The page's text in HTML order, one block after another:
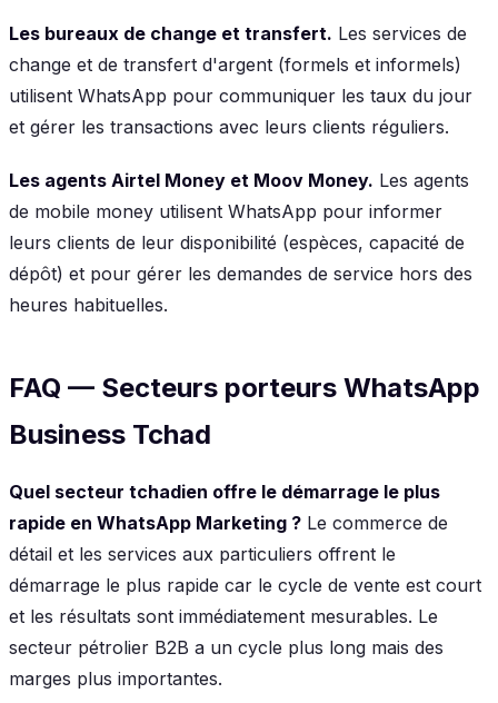
Les bureaux de change et transfert. Les services de
change et de transfert d'argent (formels et informels)
utilisent WhatsApp pour communiquer les taux du jour
et gérer les transactions avec leurs clients réguliers.
Les agents Airtel Money et Moov Money. Les agents
de mobile money utilisent WhatsApp pour informer
leurs clients de leur disponibilité (espèces, capacité de
dépôt) et pour gérer les demandes de service hors des
heures habituelles.
FAQ — Secteurs porteurs WhatsApp
Business Tchad
Quel secteur tchadien offre le démarrage le plus
rapide en WhatsApp Marketing ? Le commerce de
détail et les services aux particuliers offrent le
démarrage le plus rapide car le cycle de vente est court
et les résultats sont immédiatement mesurables. Le
secteur pétrolier B2B a un cycle plus long mais des
marges plus importantes.